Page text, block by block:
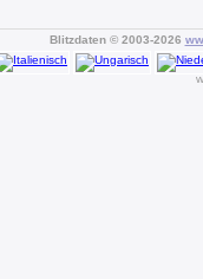
Blitzdaten © 2003-2026